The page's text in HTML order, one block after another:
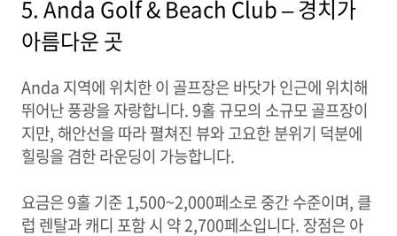
5. Anda Golf & Beach Club – 경치가
아름다운 곳
Anda 지역에 위치한 이 골프장은 바닷가 인근에 위치해
뛰어난 풍광을 자랑합니다. 9홀 규모의 소규모 골프장이
지만, 해안선을 따라 펼쳐진 뷰와 고요한 분위기 덕분에
힐링을 겸한 라운딩이 가능합니다.
요금은 9홀 기준 1,500~2,000페소로 중간 수준이며, 클
럽 렌탈과 캐디 포함 시 약 2,700페소입니다. 장점은 아